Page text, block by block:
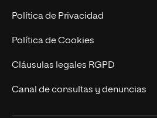
Marketing y Comunicación
Ingeniería
Diseño
Ciencias de la Salud
Política de Privacidad
Política de Cookies
Cláusulas legales RGPD
Canal de consultas y denuncias